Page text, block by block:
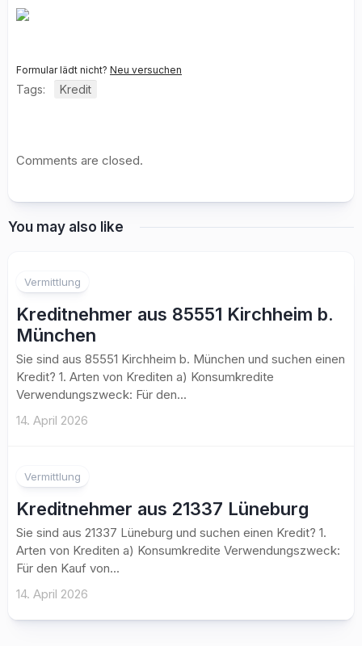
Formular lädt nicht? Neu versuchen
Tags: Kredit
Comments are closed.
You may also like
Vermittlung
Kreditnehmer aus 85551 Kirchheim b.
München
Sie sind aus 85551 Kirchheim b. München und suchen einen
Kredit? 1. Arten von Krediten a) Konsumkredite
Verwendungszweck: Für den...
14. April 2026
Vermittlung
Kreditnehmer aus 21337 Lüneburg
Sie sind aus 21337 Lüneburg und suchen einen Kredit? 1.
Arten von Krediten a) Konsumkredite Verwendungszweck:
Für den Kauf von...
14. April 2026